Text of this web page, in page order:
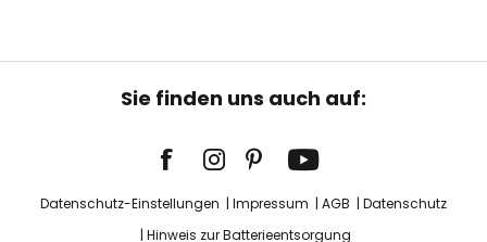
Sie finden uns auch auf:
Datenschutz-Einstellungen Impressum AGB
Datenschutz
Hinweis zur Batterieentsorgung